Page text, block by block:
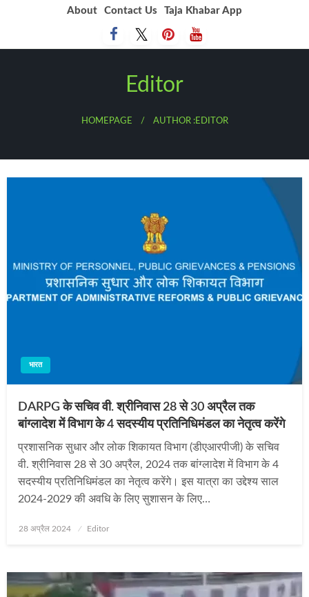
About Contact Us Taja Khabar App
Editor
HOMEPAGE AUTHOR :EDITOR
भारत
DARPG के सचिव वी. श्रीनिवास 28 से 30 अप्रैल तक
बांग्लादेश में विभाग के 4 सदस्यीय प्रतिनिधिमंडल का नेतृत्व करेंगे
प्रशासनिक सुधार और लोक शिकायत विभाग (डीएआरपीजी) के सचिव
वी. श्रीनिवास 28 से 30 अप्रैल, 2024 तक बांग्लादेश में विभाग के 4
सदस्यीय प्रतिनिधिमंडल का नेतृत्व करेंगे। इस यात्रा का उद्देश्य साल
2024-2029 की अवधि के लिए सुशासन के लिए…
Posted
28 अप्रैल 2024 Editor